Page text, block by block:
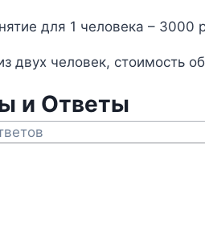
для 1 человека – 3000
двух человек, стоимость
и Ответы